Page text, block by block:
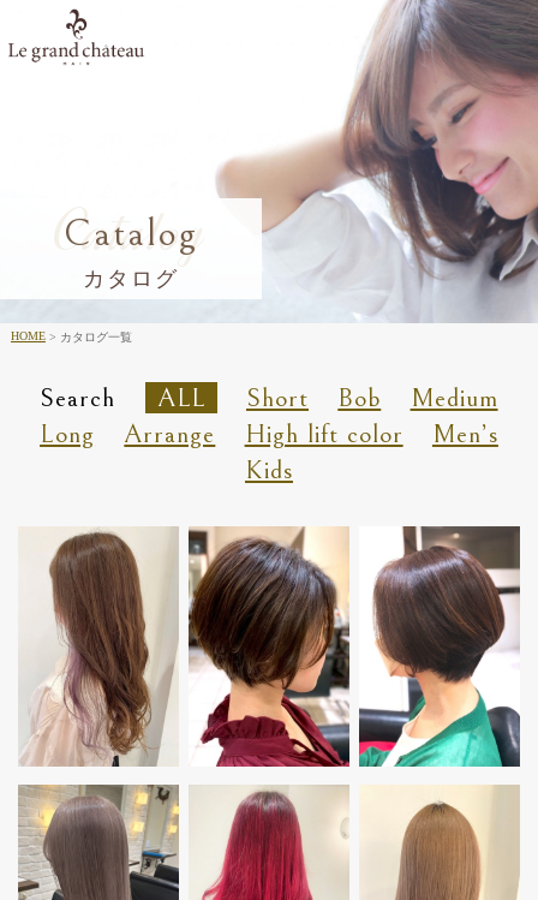
Catalog
Catalog
カタログ
HOME カタログ一覧
Search ALL Short Bob
Medium
Long
Arrange High lift color
Men’s
Kids